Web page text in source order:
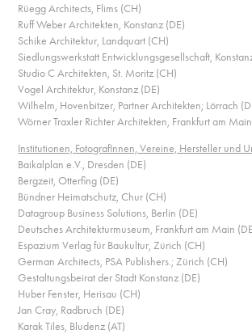
Rüegg Architects, Flims (CH)
Ruff Weber Architekten, Konstanz (DE)
Schike Architektur, Landquart (CH)
Siedlungswerkstatt Entwicklungsgesellschaft,
Studio C Architekten, St. Moritz (CH)
Vogel Architektur, Konstanz (DE)
Wilhelm, Hovenbitzer, Partner Architekten; Lörrach
Wörner Traxler Richter Architekten, Frankfurt am
Institutionen, FotografInnen, Vereine, Hersteller und
Baikalplan e.V., Dresden (DE)
Bergzeit, Otterfing (DE)
Bündner Heimatschutz, Chur (CH)
Datagroup Business Solutions, Berlin (DE)
Deutsches Architekturmuseum, Frankfurt am Main
Espazium Verlag für Baukultur, Zürich (CH)
German Architects, PSA Publishers.; Zürich (CH)
Gestaltungsbeirat der Stadt Konstanz (DE)
Huber Fenster, Herisau (CH)
Jan Cray, Radbruch (DE)
Karak Tiles, Bludenz (AT)